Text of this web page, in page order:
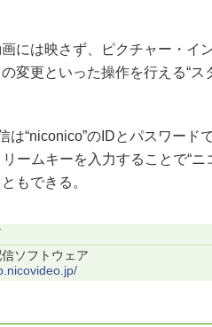
には映さず、ピクチャー・イ
変更といった操作を行える“ス
は“niconico”のIDとパスワード
ームキーを入力することで“ニ
もできる。
ソフトウェア